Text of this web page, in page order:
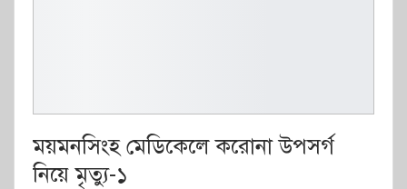
ময়মনসিংহ মেডিকেলে করোনা উপসর্গ
নিয়ে মৃত্যু-১